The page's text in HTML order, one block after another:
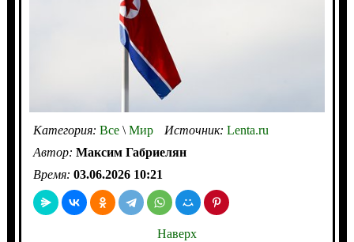
Категория: Все\Мир Источник: Lenta.ru
Автор: Максим Габриелян
Время: 03.06.2026 10:21
Наверх